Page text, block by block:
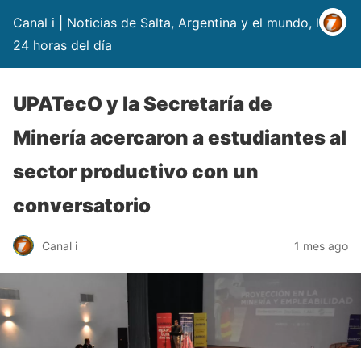
Canal i | Noticias de Salta, Argentina y el mundo, las
24 horas del día
UPATecO y la Secretaría de
Minería acercaron a estudiantes al
sector productivo con un
conversatorio
Canal i 1 mes ago